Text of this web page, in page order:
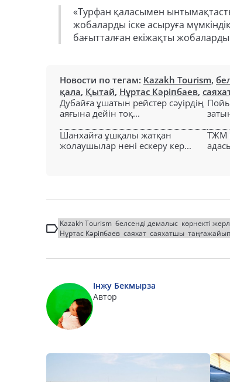
«Турфан қаласымен
жобаларды іске асыруға
бағытталған екіжақты
Новости по тегам: Kazakh Tourism,
қала, Қытай, Нұртас Кәріпбаев,
Дубайға ұшатын рейстер сәуірдің
аяғына дейін тоқ...
Шанхайға ұшқалы жатқан
жолаушылар нені ескеру кер...
ТЖМ
Kazakh Tourism белсенді демалыс көрнекті
Нұртас Кәріпбаев саяхат саяхатшы
Інжу Бекмырза
Автор